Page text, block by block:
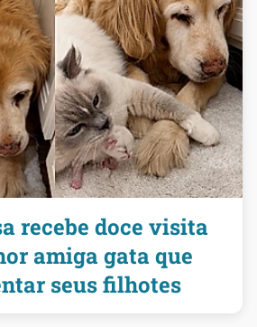
recebe doce visita
amiga gata que
seus filhotes